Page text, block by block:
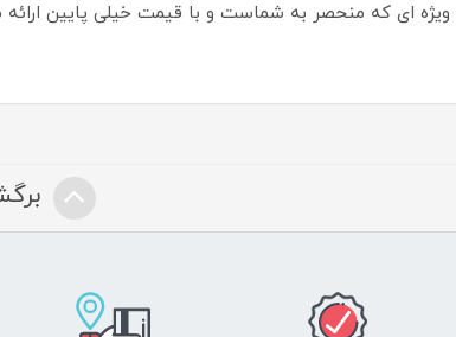
ویژه ای که منحصر به شماست و با قیمت خیلی پایین